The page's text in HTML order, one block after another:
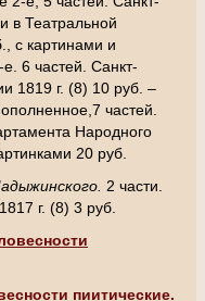
в Театральной
с картинами и
6 частей. Санкт-
1819 г. (8) 10 руб. –
частей.
Народного
20 руб.
2 части.
г. (8) 3 руб.
пиитические.